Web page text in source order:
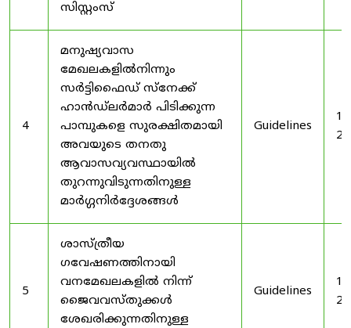
സിസ്റ്റംസ്
4
മനുഷ്യവാസ
മേഖലകളിൽനിന്നും
സർട്ടിഫൈഡ് സ്നേക്ക്
ഹാൻഡ്‌ലർമാർ പിടിക്കുന്ന
പാമ്പുകളെ സുരക്ഷിതമായി
അവയുടെ തനതു
ആവാസവ്യവസ്ഥായിൽ
തുറന്നുവിടുന്നതിനുള്ള
മാർഗ്ഗനിർദ്ദേശങ്ങൾ
Guidelines
5
ശാസ്ത്രീയ
ഗവേഷണത്തിനായി
വനമേഖലകളിൽ നിന്ന്
ജൈവവസ്തുക്കൾ
ശേഖരിക്കുന്നതിനുള്ള
Guidelines